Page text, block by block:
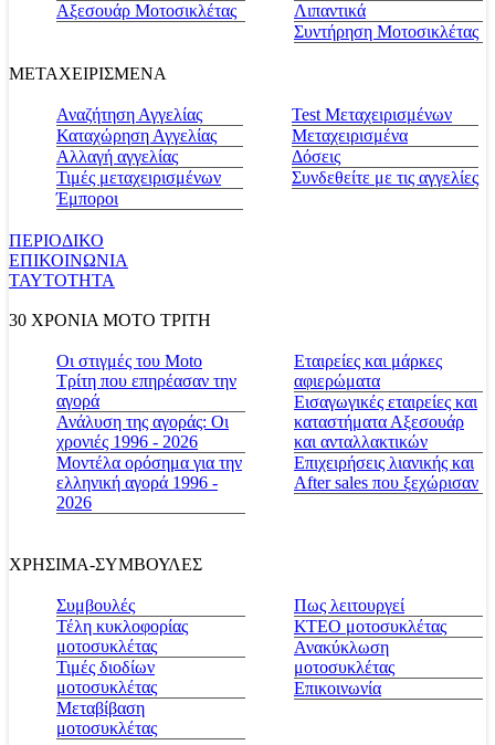
Αξεσουάρ Μοτοσικλέτας
Λιπαντικά
Συντήρηση Μοτοσικλέτας
ΜΕΤΑΧΕΙΡΙΣΜΕΝΑ
Αναζήτηση Αγγελίας
Καταχώρηση Αγγελίας
Αλλαγή αγγελίας
Τιμές μεταχειρισμένων
Έμποροι
Test Μεταχειρισμένων
Μεταχειρισμένα
Δόσεις
Συνδεθείτε με τις αγγελίες
ΠΕΡΙΟΔΙΚΟ
ΕΠΙΚΟΙΝΩΝΙΑ
ΤΑΥΤΟΤΗΤΑ
30 ΧΡΟΝΙΑ MOTO ΤΡΙΤΗ
Οι στιγμές του Moto
Τρίτη που επηρέασαν την
αγορά
Ανάλυση της αγοράς: Οι
χρονιές 1996 - 2026
Μοντέλα ορόσημα για την
ελληνική αγορά 1996 -
2026
Εταιρείες και μάρκες
αφιερώματα
Εισαγωγικές εταιρείες και
καταστήματα Αξεσουάρ
και ανταλλακτικών
Επιχειρήσεις λιανικής και
After sales που ξεχώρισαν
ΧΡΗΣΙΜΑ-ΣΥΜΒΟΥΛΕΣ
Συμβουλές
Τέλη κυκλοφορίας
μοτοσυκλέτας
Τιμές διοδίων
μοτοσυκλέτας
Μεταβίβαση
μοτοσυκλέτας
Πως λειτουργεί
ΚΤΕΟ μοτοσυκλέτας
Ανακύκλωση
μοτοσυκλέτας
Επικοινωνία